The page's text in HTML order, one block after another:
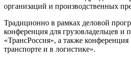
организаций и производственных
Традиционно в рамках деловой
конференция для грузовладельцев и
«ТрансРоссия», а также
транспорте и в логистике».